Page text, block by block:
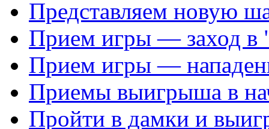
Представляем новую
Прием игры — заход в
Прием игры —
Приемы выигрыша в
Пройти в дамки и